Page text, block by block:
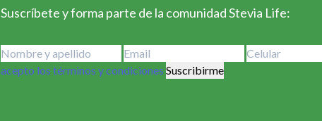
Suscríbete y forma parte de la comunidad Stevia Life:
acepto los términos y condiciones